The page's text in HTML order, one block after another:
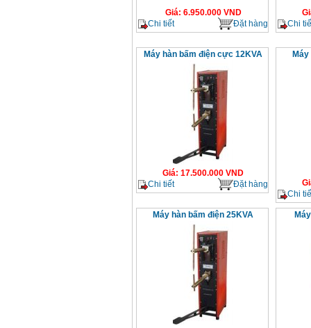
Giá: 6.950.000VND
Chi tiết
Đặt hàng
Chi
Máy hàn bấm điện cực 12KVA
Giá: 17.500.000 VND
Chi tiết
Đặt hàng
Chi
Máy hàn bấm điện 25KVA